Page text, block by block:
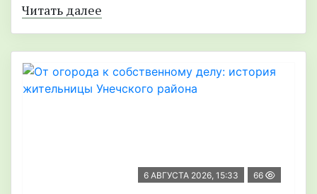
Читать далее
6 АВГУСТА 2026, 15:33 66